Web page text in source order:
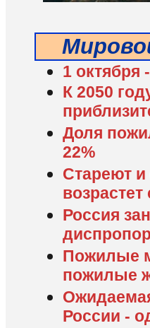
1
К 2050
Доля
22%
Стареют
Россия
Пожилые
пожилые
России -